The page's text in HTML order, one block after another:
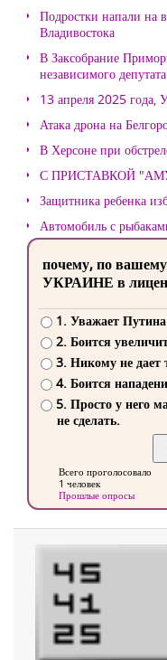
Подростки напали на
Владивостока
В Заксобрание
независимого
13 апреля 2025 года,
Атака дрона на
В Херсоне при
С ПРИСТАВКОЙ
Защитника ребенка
Автомобиль с
почему, по
УКРАИНЕ в
1. Уважает
2. Боится
3. Никому не дает
4. Боится
5. Просто у него
не сделать.
Всего проголосовало
1 человек
Прошлые опросы